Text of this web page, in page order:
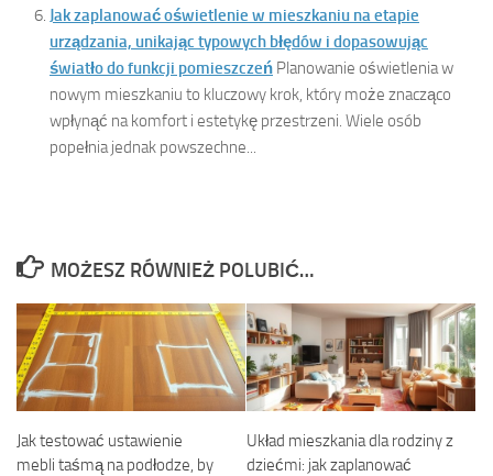
Jak zaplanować oświetlenie w mieszkaniu na etapie
urządzania, unikając typowych błędów i dopasowując
światło do funkcji pomieszczeń Planowanie oświetlenia w
nowym mieszkaniu to kluczowy krok, który może znacząco
wpłynąć na komfort i estetykę przestrzeni. Wiele osób
popełnia jednak powszechne...
MOŻESZ RÓWNIEŻ POLUBIĆ…
Jak testować ustawienie
mebli taśmą na podłodze, by
Układ mieszkania dla rodziny z
dziećmi: jak zaplanować